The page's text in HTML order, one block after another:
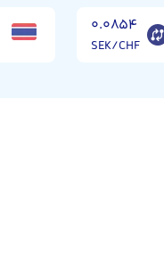
۰.۰۸۵۴
SEK/CHF